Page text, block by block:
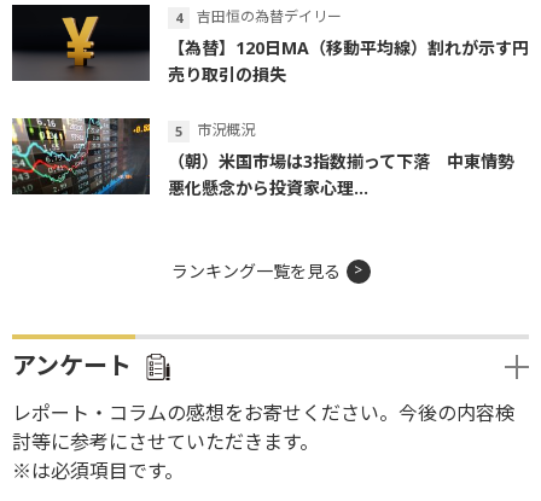
吉田恒の為替デイリー
【為替】120日MA（移動平均線）割れが示す円
売り取引の損失
市況概況
（朝）米国市場は3指数揃って下落 中東情勢
悪化懸念から投資家心理...
ランキング一覧を見る
アンケート
レポート・コラムの感想をお寄せください。今後の内容検
討等に参考にさせていただきます。
※は必須項目です。